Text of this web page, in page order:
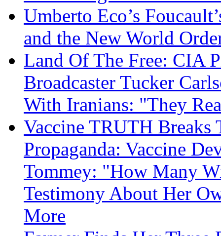
Umberto Eco’s
and the New World
Land Of The Free: CIA
Broadcaster Tucker
With Iranians: "They
Vaccine TRUTH
Propaganda: Vaccine
Tommey: "How Many
Testimony About Her
More